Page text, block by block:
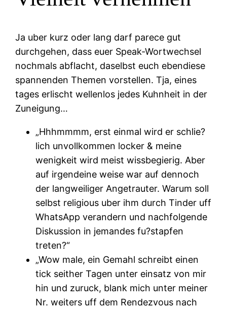
Ja uber kurz oder lang darf parece gut
durchgehen, dass euer Speak-Wortwechsel
nochmals abflacht, daselbst euch ebendiese
spannenden Themen vorstellen. Tja, eines
tages erlischt wellenlos jedes Kuhnheit in der
Zuneigung…
„Hhhmmmm, erst einmal wird er schlie?
lich unvollkommen locker & meine
wenigkeit wird meist wissbegierig. Aber
auf irgendeine weise war auf dennoch
der langweiliger Angetrauter. Warum soll
selbst religious uber ihm durch Tinder uff
WhatsApp verandern und nachfolgende
Diskussion in jemandes fu?stapfen
treten?“
„Wow male, ein Gemahl schreibt einen
tick seither Tagen unter einsatz von mir
hin und zuruck, blank mich unter meiner
Nr. weiters uff dem Rendezvous nach